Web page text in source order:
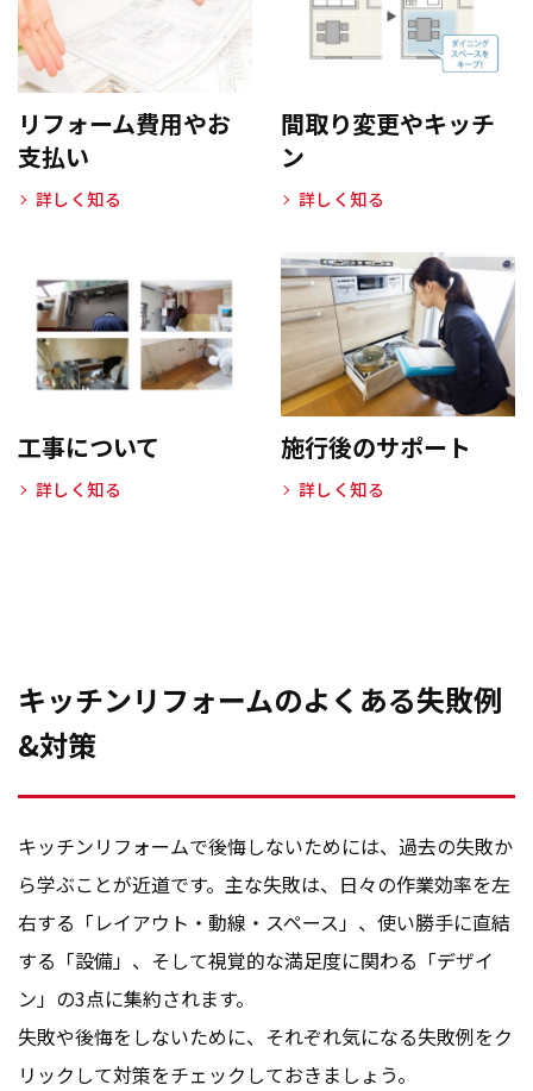
リフォーム費用やお
支払い
詳しく知る
間取り変更やキッチ
ン
詳しく知る
工事について
詳しく知る
施行後のサポート
詳しく知る
キッチンリフォームのよくある失敗例
&対策
キッチンリフォームで後悔しないためには、過去の失敗か
ら学ぶことが近道です。主な失敗は、日々の作業効率を左
右する「レイアウト・動線・スペース」、使い勝手に直結
する「設備」、そして視覚的な満足度に関わる「デザイ
ン」の3点に集約されます。
失敗や後悔をしないために、それぞれ気になる失敗例をク
リックして対策をチェックしておきましょう。